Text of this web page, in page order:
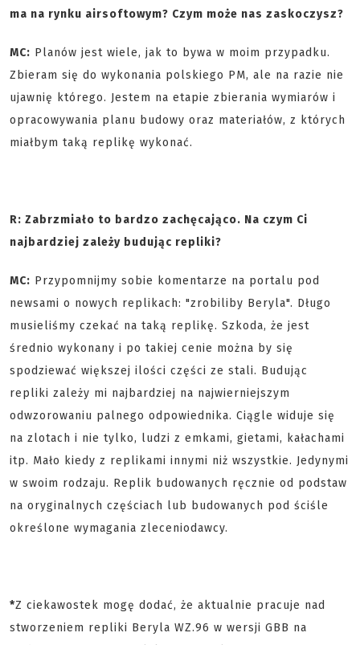
ma na rynku airsoftowym? Czym może nas zaskoczysz?
MC: Planów jest wiele, jak to bywa w moim przypadku.
Zbieram się do wykonania polskiego PM, ale na razie nie
ujawnię którego. Jestem na etapie zbierania wymiarów i
opracowywania planu budowy oraz materiałów, z których
miałbym taką replikę wykonać.
R: Zabrzmiało to bardzo zachęcająco. Na czym Ci
najbardziej zależy budując repliki?
MC: Przypomnijmy sobie komentarze na portalu pod
newsami o nowych replikach: "zrobiliby Beryla". Długo
musieliśmy czekać na taką replikę. Szkoda, że jest
średnio wykonany i po takiej cenie można by się
spodziewać większej ilości części ze stali. Budując
repliki zależy mi najbardziej na najwierniejszym
odwzorowaniu palnego odpowiednika. Ciągle widuje się
na zlotach i nie tylko, ludzi z emkami, gietami, kałachami
itp. Mało kiedy z replikami innymi niż wszystkie. Jedynymi
w swoim rodzaju. Replik budowanych ręcznie od podstaw
na oryginalnych częściach lub budowanych pod ściśle
określone wymagania zleceniodawcy.
*Z ciekawostek mogę dodać, że aktualnie pracuje nad
stworzeniem repliki Beryla WZ.96 w wersji GBB na